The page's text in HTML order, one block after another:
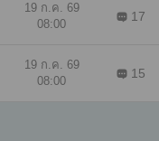
19 ก.ค. 69
08:00
17
19 ก.ค. 69
08:00
15